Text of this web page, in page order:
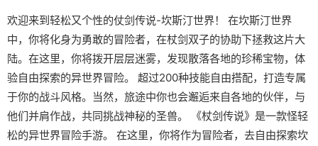
欢迎来到轻松又个性的仗剑传说-坎斯汀世界！ 在坎斯汀世界
中，你将化身为勇敢的冒险者，在杖剑双子的协助下拯救这片大
陆。在这里，你将拨开层层迷雾，发现散落各地的珍稀宝物，体
验自由探索的异世界冒险。 超过200种技能自由搭配，打造专属
于你的战斗风格。当然，旅途中你也会邂逅来自各地的伙伴，与
他们并肩作战，共同挑战神秘的圣兽。 《杖剑传说》是一款怪轻
松的异世界冒险手游。 在这里，你将作为冒险者，去自由探索坎